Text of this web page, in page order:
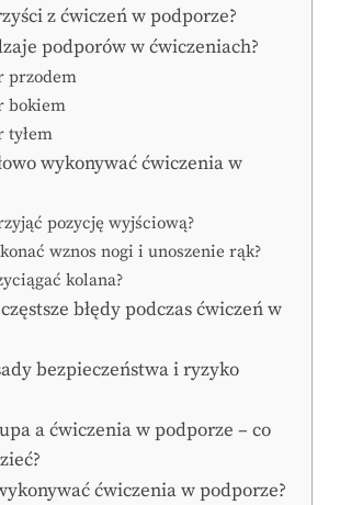
z ćwiczeń w podporze?
podporów w ćwiczeniach?
przodem
bokiem
tyłem
wykonywać ćwiczenia w
pozycję wyjściową?
wznos nogi i unoszenie rąk?
kolana?
błędy podczas ćwiczeń w
bezpieczeństwa i ryzyko
a ćwiczenia w podporze – co
ćwiczenia w podporze?